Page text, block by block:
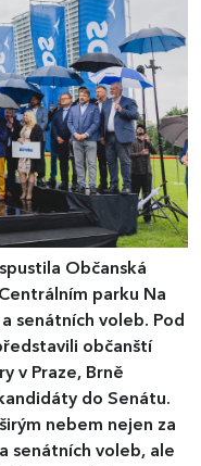
Občanská
parku Na
senátních voleb. Pod
občanští
v Praze, Brně
do Senátu.
nebem nejen za
senátních voleb, ale